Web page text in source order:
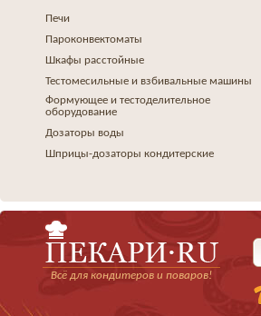
Печи
Пароконвектоматы
Шкафы расстойные
Тестомесильные и взбивальные машины
Формующее и тестоделительное
оборудование
Дозаторы воды
Шприцы-дозаторы кондитерские
Всё для кондитеров и поваров!